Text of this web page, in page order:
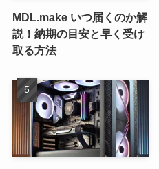
MDL.make いつ届くのか解
説！納期の目安と早く受け
取る方法